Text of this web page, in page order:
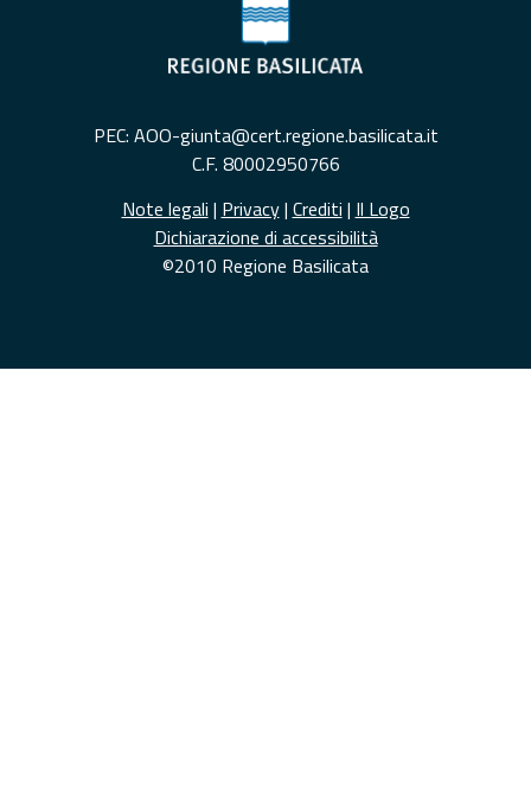
PEC: AOO-giunta@cert.regione.basilicata.it
C.F. 80002950766
Note legali | Privacy| Crediti | Il Logo
Dichiarazione di accessibilità
©2010 Regione Basilicata